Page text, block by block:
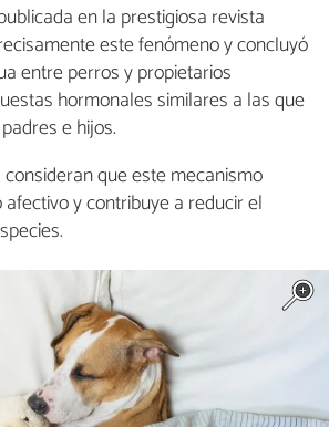
en la prestigiosa revista
este fenómeno y concluyó
entre perros y propietarios
hormonales similares a las que
e hijos.
que este mecanismo
y contribuye a reducir el